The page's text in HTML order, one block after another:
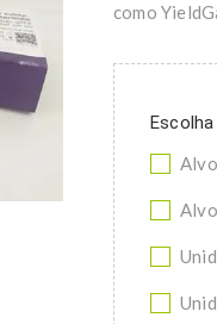
como